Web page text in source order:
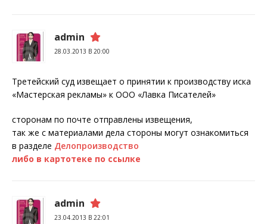
admin
28.03.2013 В 20:00
Третейский суд извещает о принятии к производству иска
«Мастерская рекламы» к ООО «Лавка Писателей»
сторонам по почте отправлены извещения,
так же с материалами дела стороны могут ознакомиться
в разделе Делопроизводство
либо в картотеке по ссылке
admin
23.04.2013 В 22:01